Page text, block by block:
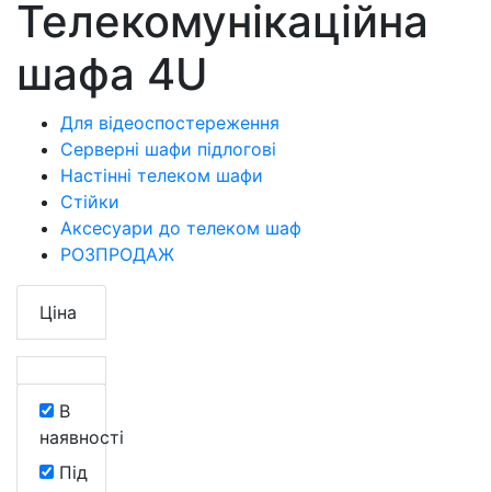
Телекомунікаційна
шафа 4U
Для відеоспостереження
Серверні шафи підлогові
Настінні телеком шафи
Стійки
Аксесуари до телеком шаф
РОЗПРОДАЖ
Ціна
В
наявності
Під